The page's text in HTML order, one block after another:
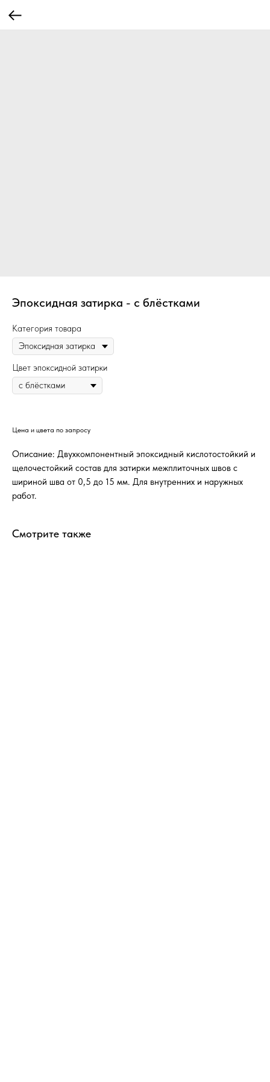
Эпоксидная затирка - с блёстками
Категория товара
Цвет эпоксидной затирки
Цена и цвета по запросу
Описание: Двухкомпонентный эпоксидный кислотостойкий и
щелочестойкий состав для затирки межплиточных швов с
шириной шва от 0,5 до 15 мм. Для внутренних и наружных
работ.
Смотрите также